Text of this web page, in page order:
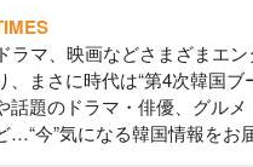
ラマ、映画などさまざまエ
、まさに時代は“第4次韓国ブ
話題のドラマ・俳優、グルメ
…“今”気になる韓国情報をお